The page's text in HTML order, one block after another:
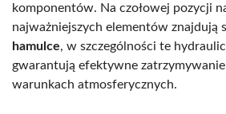
komponentów. Na czołowej pozycji
najważniejszych elementów znajdują
hamulce, w szczególności te
gwarantują efektywne
warunkach atmosferycznych.